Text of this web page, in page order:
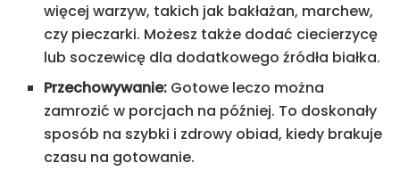
więcej warzyw, takich jak bakłażan, marchew,
czy pieczarki. Możesz także dodać ciecierzycę
lub soczewicę dla dodatkowego źródła białka.
Przechowywanie: Gotowe leczo można
zamrozić w porcjach na później. To doskonały
sposób na szybki i zdrowy obiad, kiedy brakuje
czasu na gotowanie.